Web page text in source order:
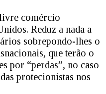
comércio
Reduz a nada a
sobrepondo-lhes o
que terão o
por “perdas”, no caso
protecionistas nos